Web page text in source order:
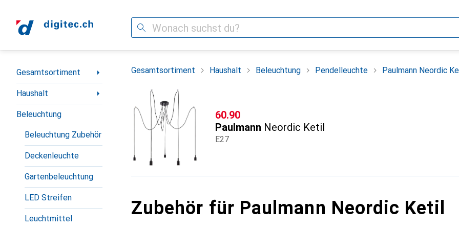
Suche
Navigation nach Kategorien
Gesamtsortiment
Haushalt
Beleuchtung
Beleuchtung Zubehör
Deckenleuchte
Gartenbeleuchtung
LED Streifen
Leuchtmittel
Gesamtsortiment Haushalt Beleuchtung Pendelleuchte Paulmann Neordic
CHF
60.90
Paulmann Neordic Ketil
E27
Zubehör für Paulmann Neordic Ketil